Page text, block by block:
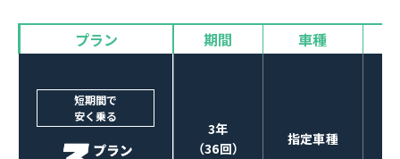
プラン 期間 車種
短期間で
安く乗る
3年
（36回）
指定車種